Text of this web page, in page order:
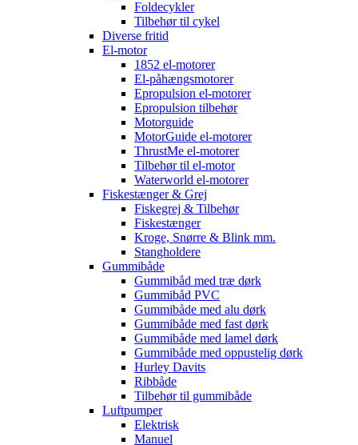
Foldecykler
Tilbehør til cykel
Diverse fritid
El-motor
1852 el-motorer
El-påhængsmotorer
Epropulsion el-motorer
Epropulsion tilbehør
Motorguide
MotorGuide el-motorer
ThrustMe el-motorer
Tilbehør til el-motor
Waterworld el-motorer
Fiskestænger & Grej
Fiskegrej & Tilbehør
Fiskestænger
Kroge, Snørre & Blink mm.
Stangholdere
Gummibåde
Gummibåd med træ dørk
Gummibåd PVC
Gummibåde med alu dørk
Gummibåde med fast dørk
Gummibåde med lamel dørk
Gummibåde med oppustelig dørk
Hurley Davits
Ribbåde
Tilbehør til gummibåde
Luftpumper
Elektrisk
Manuel